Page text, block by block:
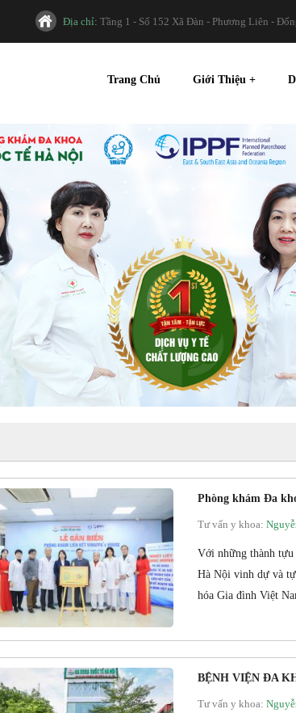
Địa chỉ: Tầng 1 - Số 152 Xã Đàn - Phương Liên -
Trang Chủ Giới Thiệu +
Phòng khám Đa
Tư vấn y khoa:
Với những thành tựu
Hà Nội vinh dự và
hóa Gia đình Việt
BỆNH VIỆN ĐA
Tư vấn y khoa: